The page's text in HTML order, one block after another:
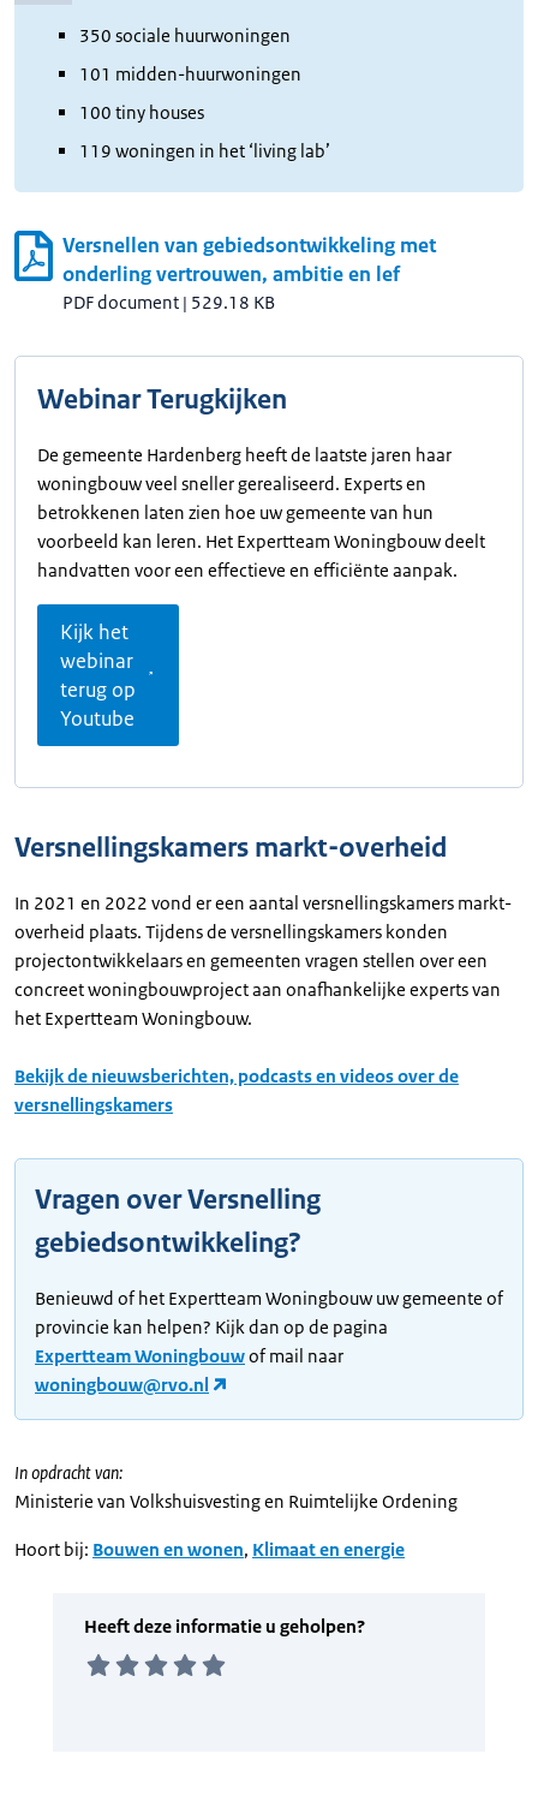
350 sociale huurwoningen
101 midden-huurwoningen
100 tiny houses
119 woningen in het ‘living lab’
Versnellen van gebiedsontwikkeling met
onderling vertrouwen, ambitie en lef
PDF document | 529.18 KB
Webinar Terugkijken
De gemeente Hardenberg heeft de laatste jaren haar
woningbouw veel sneller gerealiseerd. Experts en
betrokkenen laten zien hoe uw gemeente van hun
voorbeeld kan leren. Het Expertteam Woningbouw deelt
handvatten voor een effectieve en efficiënte aanpak.
Kijk het
webinar
terug op
Youtube
Versnellingskamers markt-overheid
In 2021 en 2022 vond er een aantal versnellingskamers markt-
overheid plaats. Tijdens de versnellingskamers konden
projectontwikkelaars en gemeenten vragen stellen over een
concreet woningbouwproject aan onafhankelijke experts van
het Expertteam Woningbouw.
Bekijk de nieuwsberichten, podcasts en videos over de
versnellingskamers
Vragen over Versnelling
gebiedsontwikkeling?
Benieuwd of het Expertteam Woningbouw uw gemeente of
provincie kan helpen? Kijk dan op de pagina
Expertteam Woningbouwof mail naar
woningbouw@rvo.nl
In opdracht van:
Ministerie van Volkshuisvesting en Ruimtelijke Ordening
Hoort bij: Bouwen en wonen, Klimaat en energie